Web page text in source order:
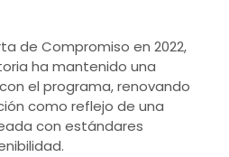
de Compromiso en 2022,
ha mantenido una
el programa, renovando
como reflejo de una
con estándares